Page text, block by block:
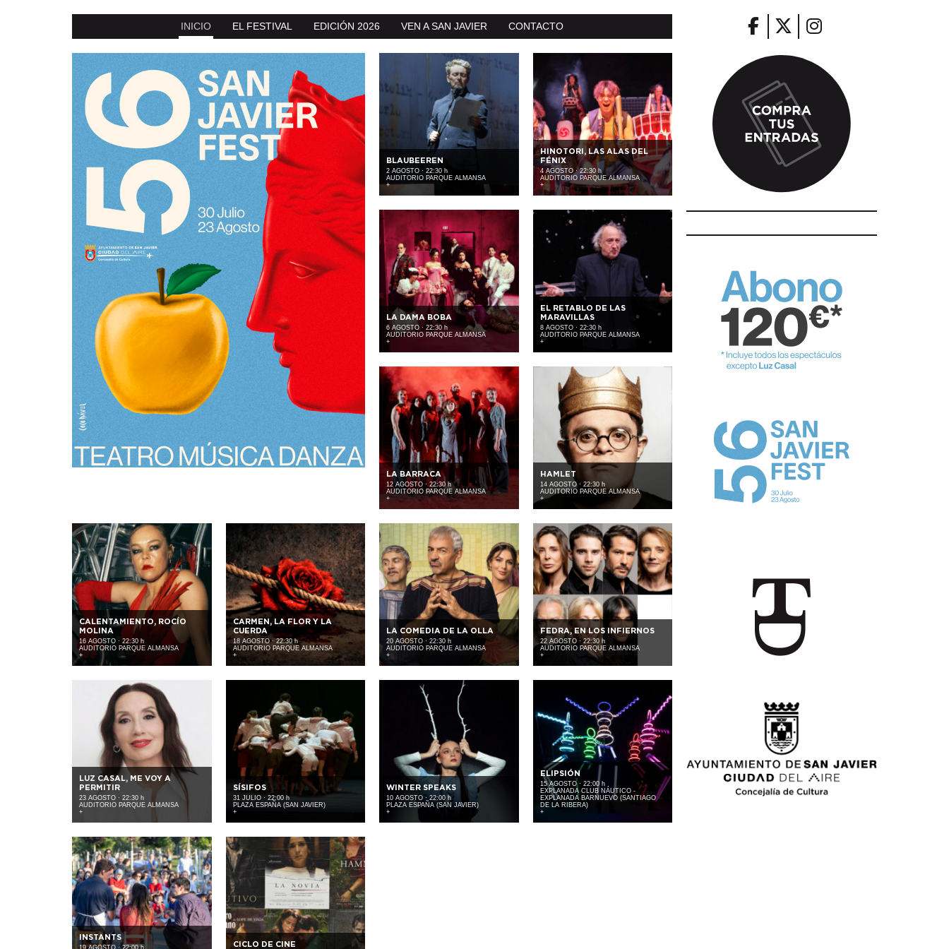
INICIO EL FESTIVAL EDICIÓN 2026 VEN A SAN JAVIER CONTACTO
BLAUBEEREN
2 AGOSTO · 22:30 h
AUDITORIO PARQUE ALMANSA
+
HINOTORI, LAS ALAS DEL
FÉNIX
4 AGOSTO · 22:30 h
AUDITORIO PARQUE ALMANSA
+
LA DAMA BOBA
6 AGOSTO · 22:30 h
AUDITORIO PARQUE ALMANSA
+
EL RETABLO DE LAS
MARAVILLAS
8 AGOSTO · 22:30 h
AUDITORIO PARQUE ALMANSA
+
LA BARRACA
12 AGOSTO · 22:30 h
AUDITORIO PARQUE ALMANSA
+
HAMLET
14 AGOSTO · 22:30 h
AUDITORIO PARQUE ALMANSA
+
CALENTAMIENTO, ROCÍO
MOLINA
16 AGOSTO · 22:30 h
AUDITORIO PARQUE ALMANSA
+
CARMEN, LA FLOR Y LA
CUERDA
18 AGOSTO · 22:30 h
AUDITORIO PARQUE ALMANSA
+
LA COMEDIA DE LA OLLA
20 AGOSTO · 22:30 h
AUDITORIO PARQUE ALMANSA
+
FEDRA, EN LOS INFIERNOS
22 AGOSTO · 22:30 h
AUDITORIO PARQUE ALMANSA
+
LUZ CASAL, ME VOY A
PERMITIR
23 AGOSTO · 22:30 h
AUDITORIO PARQUE ALMANSA
+
SÍSIFOS
31 JULIO · 22:00 h
PLAZA ESPAÑA (SAN JAVIER)
+
WINTER SPEAKS
10 AGOSTO · 22:00 h
PLAZA ESPAÑA (SAN JAVIER)
+
ELIPSIÓN
15 AGOSTO · 22:00 h
EXPLANADA CLUB NÁUTICO -
EXPLANADA BARNUEVO (SANTIAGO
DE LA RIBERA)
+
INSTANTS
CICLO DE CINE